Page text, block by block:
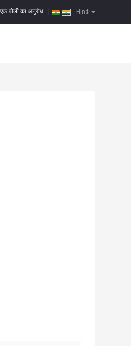
Hindi
एक बोली का अनुरोध